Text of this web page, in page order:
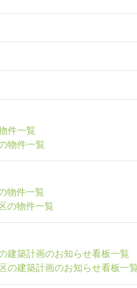
件一覧
物件一覧
物件一覧
の物件一覧
建築計画のお知らせ看板一覧
の建築計画のお知らせ看板一